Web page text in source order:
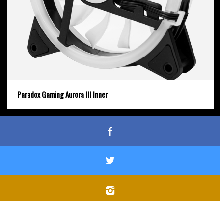
Paradox Gaming Aurora III Inner